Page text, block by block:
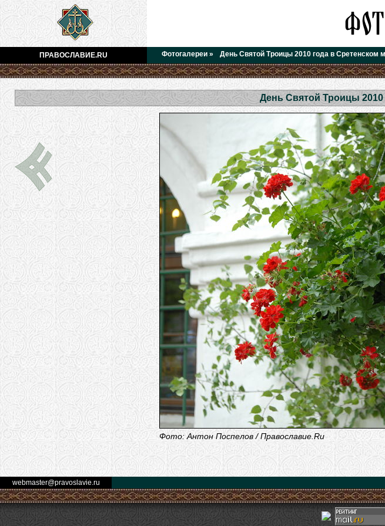
ПРАВОСЛАВИЕ.RU Фотогалереи » День Святой Троицы 2010 года в Сретенском
День Святой Троицы
Фото: Антон Поспелов / Православие.Ru
webmaster@pravoslavie.ru